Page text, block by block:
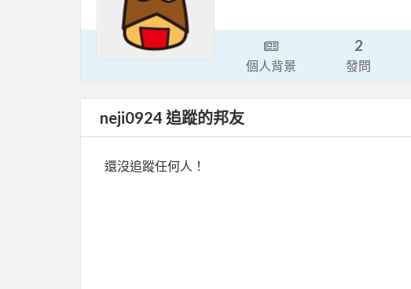
個人背景
2
發問
neji0924 追蹤的邦友
還沒追蹤任何人！